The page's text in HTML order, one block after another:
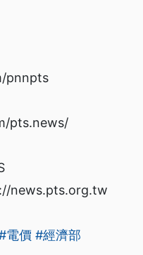
pnnpts
pts.news/
news.pts.org.tw
電價 #經濟部